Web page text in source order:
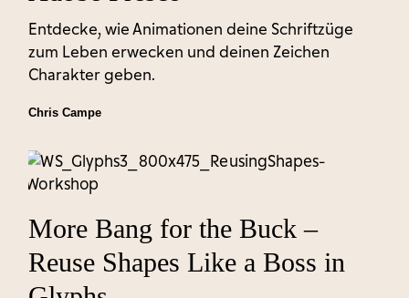
Entdecke, wie Animationen deine Schriftzüge
zum Leben erwecken und deinen Zeichen
Charakter geben.
Chris Campe
More Bang for the Buck –
Reuse Shapes Like a Boss in